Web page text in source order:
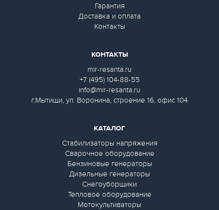
Гарантия
Доставка и оплата
Контакты
КАТАЛОГ
Стабилизаторы напряжения
Сварочное оборудование
Бензиновые генераторы
Дизельные генераторы
Снегоуборщики
Тепловое оборудование
Мотокультиваторы
КОНТАКТЫ
mir-resanta.ru
+7 (495) 104-88-55
info@mir-resanta.ru
г.Мытищи, ул. Воронина, строение 16, офис 104